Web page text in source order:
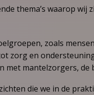
thema’s waarop
zoals
zorg en
met mantelzorgers,
die we in de